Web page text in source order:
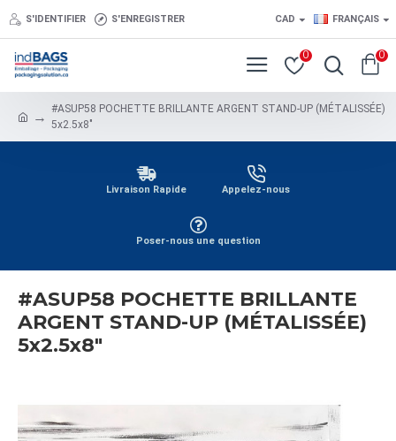
S'IDENTIFIER S'ENREGISTRER CAD FRANÇAIS
0 0
#ASUP58 POCHETTE BRILLANTE ARGENT STAND-UP (MÉTALISSÉE)
5x2.5x8"
Livraison Rapide Appelez-nous
Poser-nous une question
#ASUP58 POCHETTE BRILLANTE
ARGENT STAND-UP (MÉTALISSÉE)
5x2.5x8"